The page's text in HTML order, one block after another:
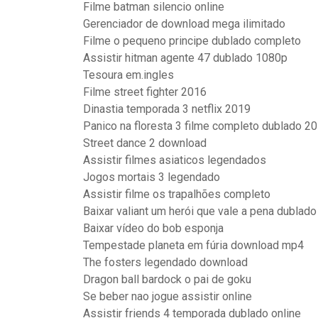
Filme batman silencio online
Gerenciador de download mega ilimitado
Filme o pequeno principe dublado completo
Assistir hitman agente 47 dublado 1080p
Tesoura em.ingles
Filme street fighter 2016
Dinastia temporada 3 netflix 2019
Panico na floresta 3 filme completo dublado
Street dance 2 download
Assistir filmes asiaticos legendados
Jogos mortais 3 legendado
Assistir filme os trapalhões completo
Baixar valiant um herói que vale a pena dublado
Baixar vídeo do bob esponja
Tempestade planeta em fúria download mp4
The fosters legendado download
Dragon ball bardock o pai de goku
Se beber nao jogue assistir online
Assistir friends 4 temporada dublado online